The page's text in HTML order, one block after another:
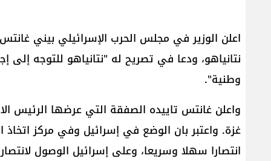
اعلن الوزير في مجلس الحرب الإسرائيلي بيني
نتانياهو، ودعا في تصريح له "نتانياهو للتوجه
وطنية".
واعلن غانتس تاييده الصفقة التي عرضها الرئيس
غزة. واعتبر بان الوضع في إسرائيل وفي مركز
انتصارا سهلا وسريعا، وعلى إسرائيل الوصول